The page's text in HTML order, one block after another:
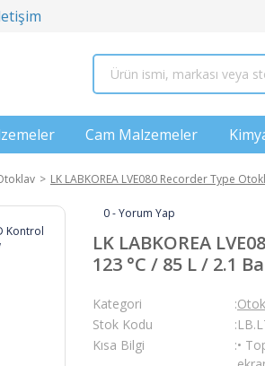
Cam Malzemeler
LK LABKOREA LVE080 Recorder Type
0 - Yorum Yap
LK LABKOREA
123 °C / 85 L / 2.1
Kategori
Stok Kodu
Kısa Bilgi
•